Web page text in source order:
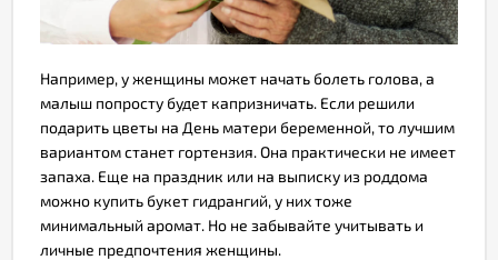
Например, у женщины может начать болеть голова, а
малыш попросту будет капризничать. Если решили
подарить цветы на День матери беременной, то лучшим
вариантом станет гортензия. Она практически не имеет
запаха. Еще на праздник или на выписку из роддома
можно купить букет гидрангий, у них тоже
минимальный аромат. Но не забывайте учитывать и
личные предпочтения женщины.